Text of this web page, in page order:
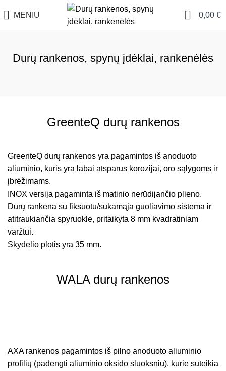
MENIU
0
0,00 €
Durų rankenos, spynų įdėklai, rankenėlės
GreenteQ durų rankenos
GreenteQ durų rankenos yra pagamintos iš anoduoto
aliuminio, kuris yra labai atsparus korozijai, oro sąlygoms ir
įbrėžimams.
INOX versija pagaminta iš matinio nerūdijančio plieno.
Durų rankena su fiksuotu/sukamąja guoliavimo sistema ir
atitraukiančia spyruokle, pritaikyta 8 mm kvadratiniam
varžtui.
Skydelio plotis yra 35 mm.
WALA durų rankenos
AXA rankenos pagamintos iš pilno anoduoto aliuminio
profilių (padengti aliuminio oksido sluoksniu), kurie suteikia